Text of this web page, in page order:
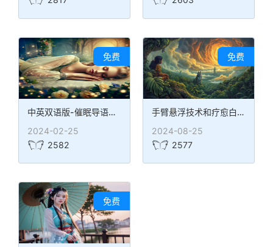
免费
中英双语版-催眠导语：唤醒心中的探索者
2024-02-25
2582
免费
手臂悬浮技术和疗愈白光
2024-08-25
2577
免费